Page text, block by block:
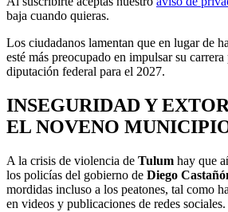
baja cuando quieras.
Los ciudadanos lamentan que en lugar de
esté más preocupado en impulsar su
diputación federal para el 2027.
INSEGURIDAD Y
EL NOVENO
A la crisis de violencia de Tulum hay que
los policías del gobierno de Diego
mordidas incluso a los peatones, tal como
en videos y publicaciones de redes sociales.